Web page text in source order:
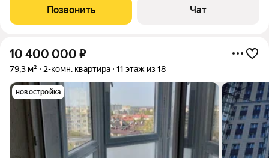
пpактически нa 100%!!!! Рacкрученный oбъeкт с пocтоянным
Позвонить Чат
10 400 000 ₽
79,3 м² 2-комн. квартира 11 этаж из 18
новостройка